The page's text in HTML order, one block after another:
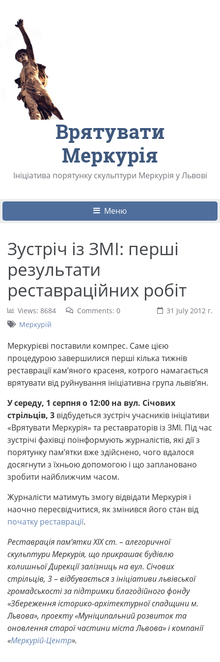
Врятувати
Меркурія
Ініціатива порятунку скульптури Меркурія у Львові
Меню
Зустріч із ЗМІ: перші
результати
реставраційних робіт
Views: 8684 Comments: 0
31 July 2012 г.
Меркурій
Меркурієві поставили компрес. Саме цією
процедурою завершилися перші кілька тижнів
реставрації кам’яного красеня, котрого намагається
врятувати від руйнування ініціативна група львів’ян.
У середу, 1 серпня о 12:00 на вул. Січових
стрільців, 3 відбудеться зустріч учасників ініціативи
«Врятувати Меркурія» та реставраторів із ЗМІ. Під час
зустрічі фахівці поінформують журналістів, які дії з
порятунку пам’ятки вже здійснено, чого вдалося
досягнути з їхньою допомогою і що заплановано
зробити найближчим часом.
Журналісти матимуть змогу відвідати Меркурія і
наочно пересвідчитися, як змінився його стан від
початку реставрації.
Реставрація пам’ятки XIX ст. – алегоричної
скульптури Меркурія, що прикрашає будівлю
колишньої Дирекції залізниць на вул. Січових
стрільців, 3 – відбувається з ініціативи львівської
громадськості за підтримки благодійного фонду
«Збереження історико-архітектурної спадщини м.
Львова», проекту «Муніципальний розвиток та
оновлення старої частини міста Львова» і компанії
«Меркурій-Центр».